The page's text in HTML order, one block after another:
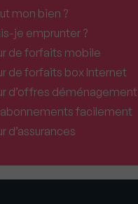
mon bien ?
je emprunter ?
de forfaits mobile
de forfaits box Internet
d’offres déménagement
abonnements facilement
d’assurances